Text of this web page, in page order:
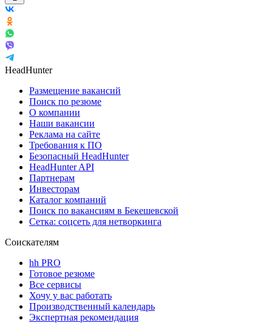
HeadHunter
Размещение вакансий
Поиск по резюме
О компании
Наши вакансии
Реклама на сайте
Требования к ПО
Безопасный HeadHunter
HeadHunter API
Партнерам
Инвесторам
Каталог компаний
Поиск по вакансиям в Бекешевской
Сетка: соцсеть для нетворкинга
Соискателям
hh PRO
Готовое резюме
Все сервисы
Хочу у вас работать
Производственный календарь
Экспертная рекомендация